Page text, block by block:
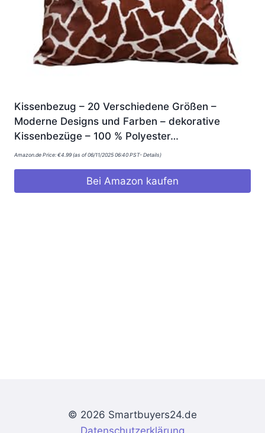
Kissenbezug – 20 Verschiedene Größen –
Moderne Designs und Farben – dekorative
Kissenbezüge – 100 % Polyester…
Amazon.de Price: €4.99 (as of 06/11/2025 06:40 PST- Details )
Bei Amazon kaufen
© 2026 Smartbuyers24.de
Datenschutzerklärung